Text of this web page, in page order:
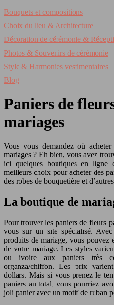
Bouquets et compositions
Choix du lieu & Architecture
Décoration de cérémonie &
Photos & Souvenirs de cérémonie
Style & Harmonies vestimentaires
Blog
Paniers de
mariages
Vous vous demandez où
mariages ? Eh bien, vous avez
ici quelques boutiques en ligne
meilleurs choix pour acheter des
des robes de bouquetière et
La boutique de
Pour trouver les paniers de fleurs
vous sur un site spécialisé.
produits de mariage, vous pouvez
de votre mariage. Les styles
ou ivoire aux paniers très
organza/chiffon. Les prix
dollars. Mais si vous prenez le
paniers au total, vous pourriez
joli panier avec un motif de ruban